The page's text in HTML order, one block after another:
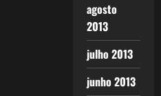
agosto
2013
julho 2013
junho 2013